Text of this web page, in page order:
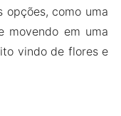
opções, como uma
movendo em uma
vindo de flores e